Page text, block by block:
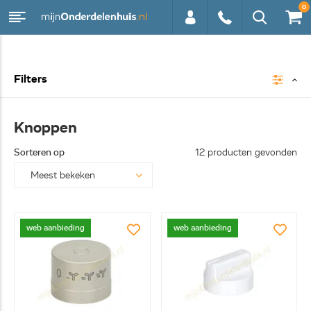
0
Filters
Knoppen
Sorteren op 12 producten gevonden
web aanbieding web aanbieding